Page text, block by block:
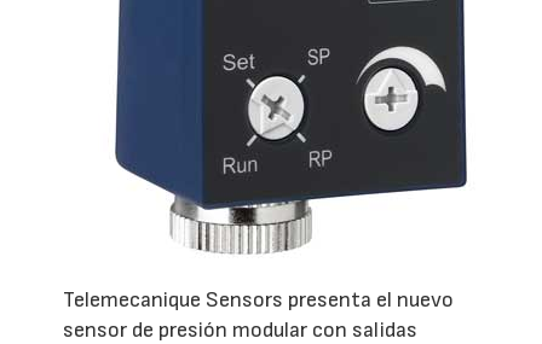
Telemecanique Sensors presenta el nuevo
sensor de presión modular con salidas